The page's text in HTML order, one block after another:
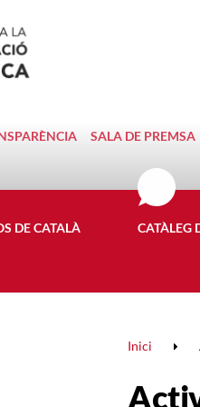
SALA DE PREMSA
DE CATALÀ CATÀLEG
Inici